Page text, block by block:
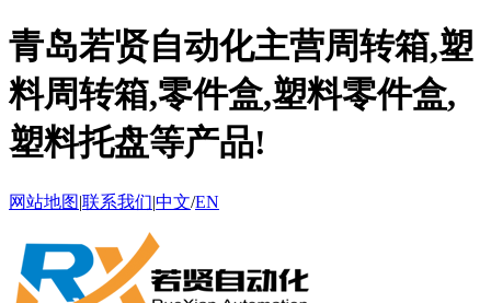
青岛若贤自动化主营周转箱,塑
料周转箱,零件盒,塑料零件盒,
塑料托盘等产品!
网站地图|联系我们|中文/EN